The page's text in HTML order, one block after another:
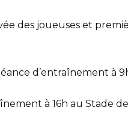
des joueuses et
d’entraînement à
à 16h au Stade